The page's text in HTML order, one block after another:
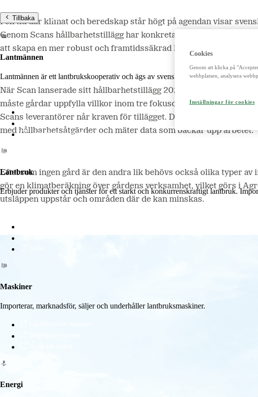
Tillbaka
Lantmännen
Lantmännen är ett lantbrukskooperativ och ägs av svenska lantbrukare och är
Lantmännen Finans
Lantmännen Fastigheter
Lantbruk
Erbjuder produkter och tjänster för ett starkt och konkurrenskraftigt lantbruk.
Maskiner
Importerar, marknadsför, säljer och underhåller lantbruksmaskiner.
Energi
I en tid där klimat och beredskap står högt på agendan visar
Genom Scans hållbarhetstillägg har konkreta steg tagits för
att skapa en mer robust och framtidssäkrad livsmedelskedja.
När Scan lanserade sitt hållbarhetstillägg 2024 var målet att
måste gårdar uppfylla villkor inom tre fokusområden – klimat,
Scans leverantörer når kraven för tillägget. Det innebär en stor
med hållbarhetsåtgärder och mäter data som backar upp arbetet.
Eftersom ingen gård är den andra lik behövs också olika typer
gör en klimatberäkning över gårdens verksamhet, vilket görs i
utsläppen uppstår och områden där de kan minskas.
Cookies
Genom att klicka på
webbplatsen, analysera
Inställningar för cookies